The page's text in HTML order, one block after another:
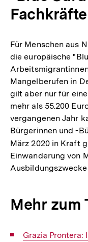
Für Menschen aus
die europäische
Mangelberufen in
gilt aber nur für
mehr als 55.200
vergangenen Jahr
Bürgerinnen und -
März 2020 in Kraft
Einwanderung von
Mehr zum
Interner
Grazia Prontera: